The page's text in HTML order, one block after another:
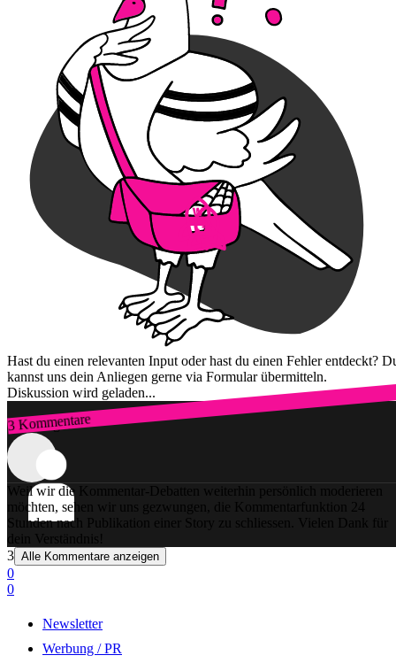
Hast du einen relevanten Input oder hast du einen Fehler entdeckt?
kannst uns dein Anliegen gerne via Formular übermitteln.
Diskussion wird geladen...
3 Kommentare
Zum Login
Weil wir die Kommentar-Debatten weiterhin persönlich moderieren
möchten, sehen wir uns gezwungen, die Kommentarfunktion 24
Stunden nach Publikation einer Story zu schliessen. Vielen Dank für
dein Verständnis!
3 Alle Kommentare anzeigen
0
0
Newsletter
Werbung / PR